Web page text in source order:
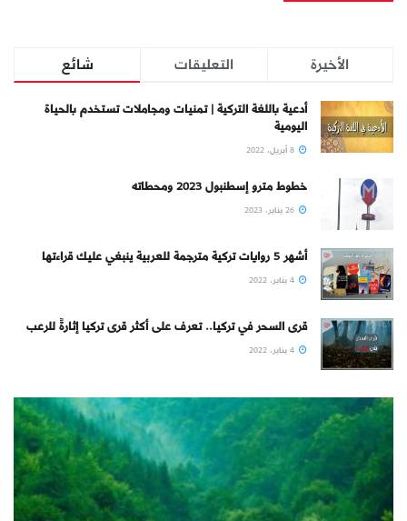
شائع التعليقات الأخيرة
أدعية باللغة التركية | تمنيات ومجاملات تستخدم بالحياة
اليومية
خطوط مترو إسطنبول 2023 ومحطاته
أشهر 5 روايات تركية مترجمة للعربية ينبغي عليك قراءتها
قرى السحر في تركيا.. تعرف على أكثر قرى تركيا إثارةً للرعب